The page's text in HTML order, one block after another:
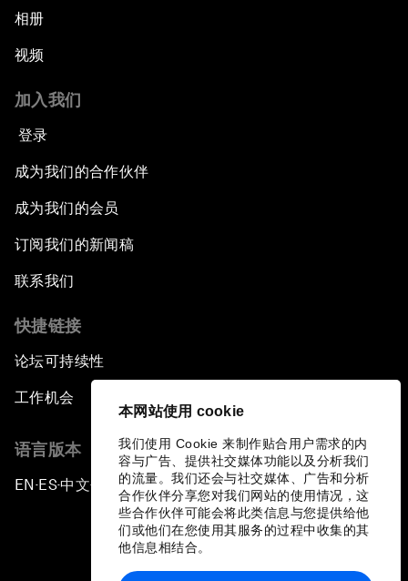
本网站使用 cookie
我们使用 Cookie 来制作贴合用户需求的内
容与广告、提供社交媒体功能以及分析我们
的流量。我们还会与社交媒体、广告和分析
合作伙伴分享您对我们网站的使用情况，这
些合作伙伴可能会将此类信息与您提供给他
们或他们在您使用其服务的过程中收集的其
他信息相结合。
相册
视频
加入我们
登录
成为我们的合作伙伴
成为我们的会员
订阅我们的新闻稿
联系我们
快捷链接
论坛可持续性
工作机会
语言版本
EN ▪ES▪中文▪ 日本語